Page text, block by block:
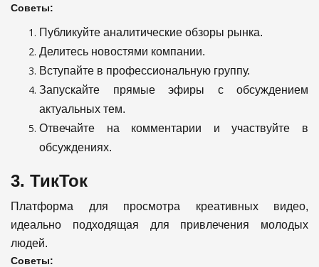
Советы:
Публикуйте аналитические обзоры рынка.
Делитесь новостями компании.
Вступайте в профессиональную группу.
Запускайте прямые эфиры с обсуждением
актуальных тем.
Отвечайте на комментарии и участвуйте в
обсуждениях.
3. ТикТок
Платформа для просмотра креативных видео,
идеально подходящая для привлечения молодых
людей.
Советы: